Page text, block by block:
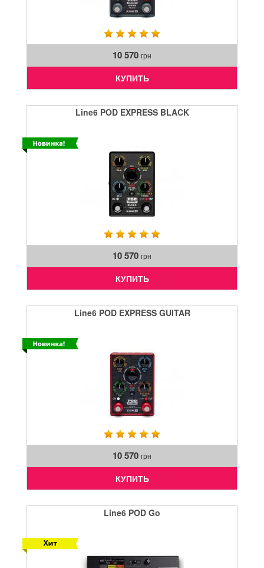
10 570 грн
КУПИТЬ
Line6 POD EXPRESS BLACK
10 570 грн
КУПИТЬ
Line6 POD EXPRESS GUITAR
10 570 грн
КУПИТЬ
Line6 POD Go